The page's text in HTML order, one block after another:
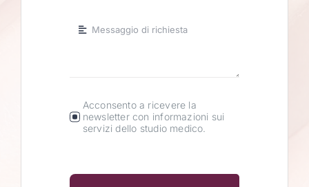
Acconsento a ricevere la
newsletter con informazioni sui
servizi dello studio medico.